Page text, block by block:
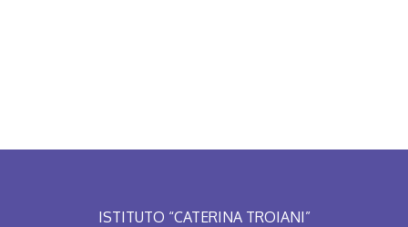
ISTITUTO “CATERINA TROIANI”